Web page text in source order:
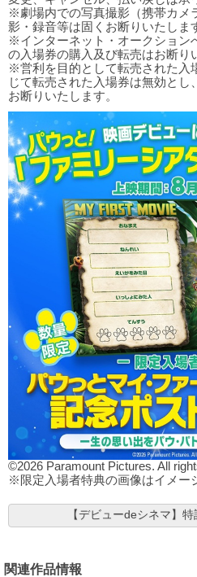
※劇場内での写真撮影（携帯カメ
影・録音等は固くお断りいたしま
※インターネット・オークション
の入場券の購入及び転売はお断り
※営利を目的として転売された入
じて転売された入場券は無効とし
お断りいたします。
©2026 Paramount Pictures. All
※限定入場者特典の画像はイメー
【デビューdeシネマ】
関連作品情報